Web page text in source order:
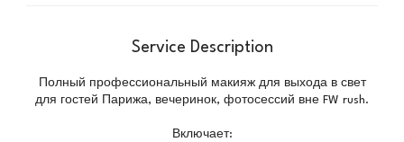
Service Description
Полный профессиональный макияж для выхода в свет
для гостей Парижа, вечеринок, фотосессий вне FW rush.
Включает: